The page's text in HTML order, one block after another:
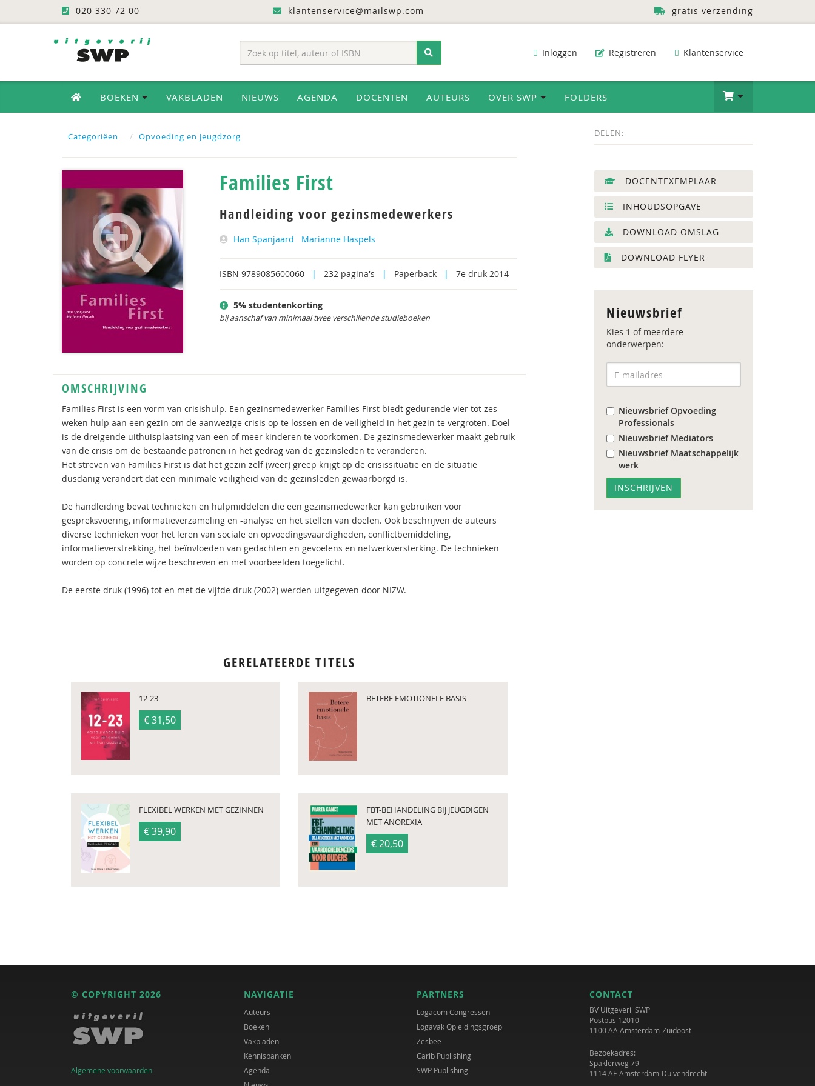
020 330 72 00 klantenservice@mailswp.com gratis verzending
Inloggen Registreren Klantenservice
BOEKEN VAKBLADEN NIEUWS AGENDA DOCENTEN AUTEURS OVER SWP FOLDERS
Categoriëen Opvoeding en Jeugdzorg DELEN:
Families First
Handleiding voor gezinsmedewerkers
Han Spanjaard Marianne Haspels
ISBN 9789085600060 | 232 pagina's | Paperback | 7e druk 2014
5% studentenkorting
bij aanschaf van minimaal twee verschillende studieboeken
OMSCHRIJVING
Families First is een vorm van crisishulp. Een gezinsmedewerker Families First biedt gedurende vier tot zes
weken hulp aan een gezin om de aanwezige crisis op te lossen en de veiligheid in het gezin te vergroten. Doel
is de dreigende uithuisplaatsing van een of meer kinderen te voorkomen. De gezinsmedewerker maakt gebruik
van de crisis om de bestaande patronen in het gedrag van de gezinsleden te veranderen.
Het streven van Families First is dat het gezin zelf (weer) greep krijgt op de crisissituatie en de situatie
dusdanig verandert dat een minimale veiligheid van de gezinsleden gewaarborgd is.
De handleiding bevat technieken en hulpmiddelen die een gezinsmedewerker kan gebruiken voor
gespreksvoering, informatieverzameling en -analyse en het stellen van doelen. Ook beschrijven de auteurs
diverse technieken voor het leren van sociale en opvoedingsvaardigheden, conflictbemiddeling,
informatieverstrekking, het beïnvloeden van gedachten en gevoelens en netwerkversterking. De technieken
worden op concrete wijze beschreven en met voorbeelden toegelicht.
De eerste druk (1996) tot en met de vijfde druk (2002) werden uitgegeven door NIZW.
GERELATEERDE TITELS
12-23
€ 31,50
BETERE EMOTIONELE BASIS
FLEXIBEL WERKEN MET GEZINNEN
€ 39,90
FBT-BEHANDELING BIJ JEUGDIGEN
MET ANOREXIA
€ 20,50
DOCENTEXEMPLAAR
INHOUDSOPGAVE
DOWNLOAD OMSLAG
DOWNLOAD FLYER
Nieuwsbrief
Kies 1 of meerdere
onderwerpen:
Nieuwsbrief Opvoeding
Professionals
Nieuwsbrief Mediators
Nieuwsbrief Maatschappelijk
werk
© COPYRIGHT 2026
Algemene voorwaarden
NAVIGATIE
Auteurs
Boeken
Vakbladen
Kennisbanken
Agenda
PARTNERS
Logacom Congressen
Logavak Opleidingsgroep
Zesbee
Carib Publishing
SWP Publishing
CONTACT
BV Uitgeverij SWP
Postbus 12010
1100 AA Amsterdam-Zuidoost
Bezoekadres:
Spaklerweg 79
1114 AE Amsterdam-Duivendrecht